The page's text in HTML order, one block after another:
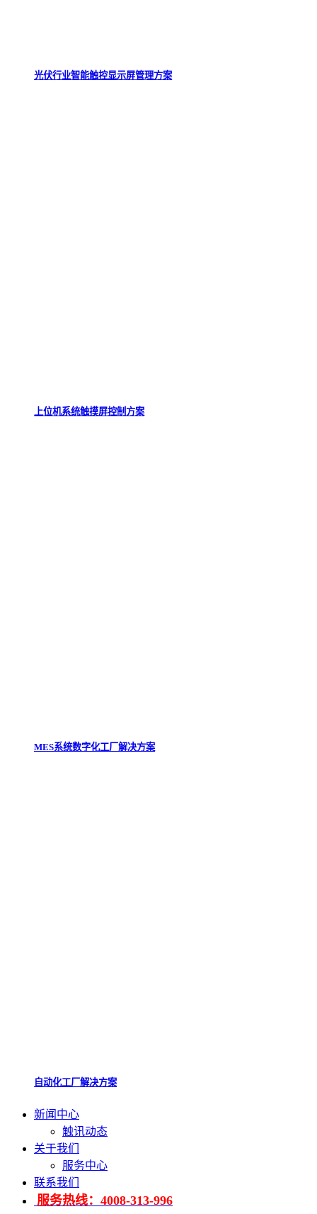
光伏行业智能触控显示屏管理方案
上位机系统触摸屏控制方案
MES系统数字化工厂解决方案
自动化工厂解决方案
新闻中心
触讯动态
关于我们
服务中心
联系我们
服务热线：4008-313-996